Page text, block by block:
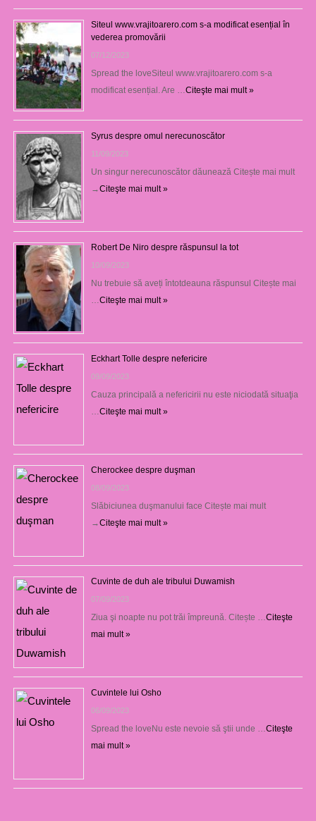
Siteul www.vrajitoarero.com s-a modificat esențial în
vederea promovării
07/12/2023
Spread the loveSiteul www.vrajitoarero.com s-a
modificat esențial. Are …Citeşte mai mult »
Syrus despre omul nerecunoscător
11/09/2023
Un singur nerecunoscător dăunează Citește mai mult
→Citeşte mai mult »
Robert De Niro despre răspunsul la tot
10/09/2023
Nu trebuie să aveți întotdeauna răspunsul Citește mai
…Citeşte mai mult »
Eckhart Tolle despre nefericire
09/09/2023
Cauza principală a nefericirii nu este niciodată situaţia
…Citeşte mai mult »
Cherockee despre duşman
08/09/2023
Slăbiciunea duşmanului face Citește mai mult
→Citeşte mai mult »
Cuvinte de duh ale tribului Duwamish
07/09/2023
Ziua şi noapte nu pot trăi împreună. Citește …Citeşte
mai mult »
Cuvintele lui Osho
06/09/2023
Spread the loveNu este nevoie să ştii unde …Citeşte
mai mult »